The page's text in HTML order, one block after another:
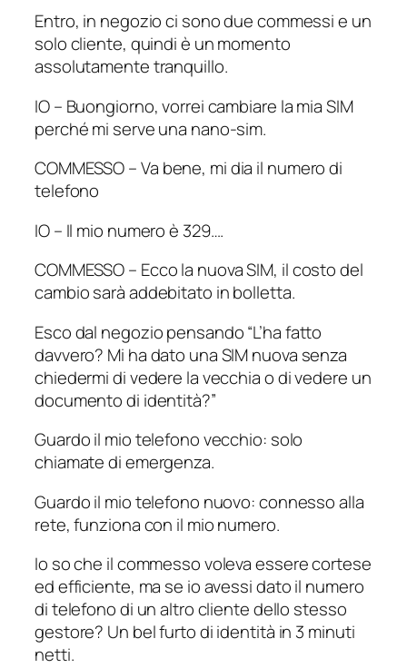
Entro, in negozio ci sono due commessi e un
solo cliente, quindi è un momento
assolutamente tranquillo.
IO – Buongiorno, vorrei cambiare la mia SIM
perché mi serve una nano-sim.
COMMESSO – Va bene, mi dia il numero di
telefono
IO – Il mio numero è 329….
COMMESSO – Ecco la nuova SIM, il costo del
cambio sarà addebitato in bolletta.
Esco dal negozio pensando “L’ha fatto
davvero? Mi ha dato una SIM nuova senza
chiedermi di vedere la vecchia o di vedere un
documento di identità?”
Guardo il mio telefono vecchio: solo
chiamate di emergenza.
Guardo il mio telefono nuovo: connesso alla
rete, funziona con il mio numero.
Io so che il commesso voleva essere cortese
ed efficiente, ma se io avessi dato il numero
di telefono di un altro cliente dello stesso
gestore? Un bel furto di identità in 3 minuti
netti.